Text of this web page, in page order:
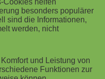
einem zentralen
Berufstätigen lernen
meisten sehen sich
Aufgaben im
kurze Videosequenzen
Cookies helfen
besonders populärer
sind die Informationen,
werden, nicht
und Leistung von
Funktionen zur